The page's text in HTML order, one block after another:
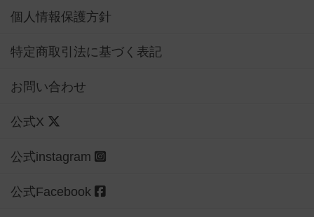
個人情報保護方針
特定商取引法に基づく表記
お問い合わせ
公式X
公式instagram
公式Facebook